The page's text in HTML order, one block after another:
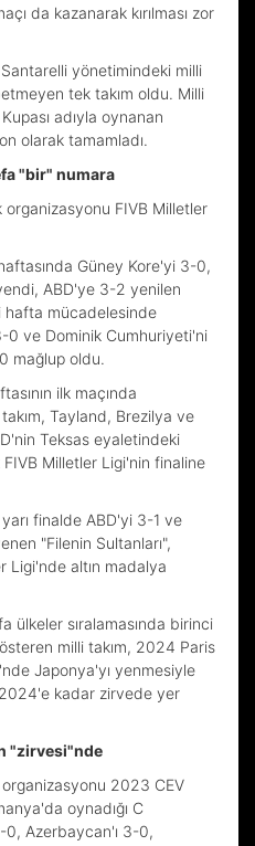
da kazanarak kırılması zor
yönetimindeki milli
tek takım oldu. Milli
adıyla oynanan
olarak tamamladı.
"bir" numara
organizasyonu FIVB Milletler
Güney Kore'yi 3-0,
ABD'ye 3-2 yenilen
hafta mücadelesinde
0 ve Dominik Cumhuriyeti'ni
mağlup oldu.
ilk maçında
Tayland, Brezilya ve
Teksas eyaletindeki
Milletler Ligi'nin finaline
finalde ABD'yi 3-1 ve
"Filenin Sultanları",
Ligi'nde altın madalya
ülkeler sıralamasında birinci
milli takım, 2024 Paris
Japonya'yı yenmesiyle
2024'e kadar zirvede yer
"zirvesi"nde
organizasyonu 2023 CEV
oynadığı C
0, Azerbaycan'ı 3-0,